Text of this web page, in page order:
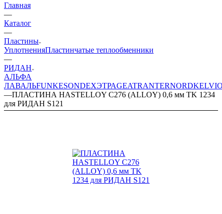
Главная
—
Каталог
—
Пластины
УплотненияПластинчатые теплообменники
—
РИДАН
АЛЬФА
ЛАВАЛЬFUNKESONDEXЭТРАGEATRANTERNORD
—ПЛАСТИНА HASTELLOY C276 (ALLOY) 0,6 мм TK 1234
для РИДАН S121